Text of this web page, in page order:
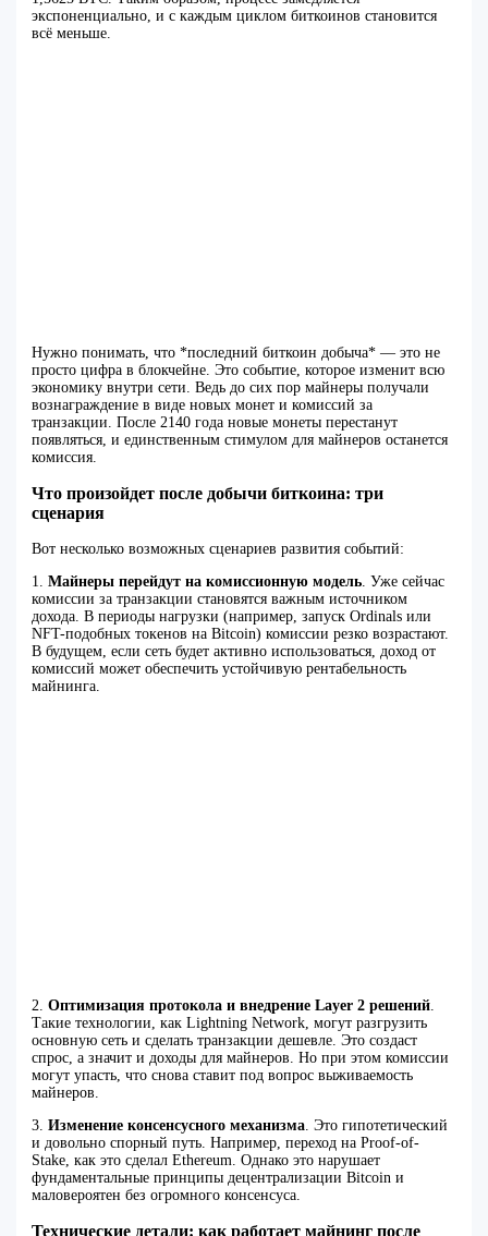
экспоненциально, и с каждым циклом биткоинов становится
всё меньше.
Нужно понимать, что *последний биткоин добыча* — это не
просто цифра в блокчейне. Это событие, которое изменит всю
экономику внутри сети. Ведь до сих пор майнеры получали
вознаграждение в виде новых монет и комиссий за
транзакции. После 2140 года новые монеты перестанут
появляться, и единственным стимулом для майнеров останется
комиссия.
Что произойдет после добычи биткоина: три
сценария
Вот несколько возможных сценариев развития событий:
1.Майнеры перейдут на комиссионную модель . Уже сейчас
комиссии за транзакции становятся важным источником
дохода. В периоды нагрузки (например, запуск Ordinals или
NFT-подобных токенов на Bitcoin) комиссии резко возрастают.
В будущем, если сеть будет активно использоваться, доход от
комиссий может обеспечить устойчивую рентабельность
майнинга.
2.Оптимизация протокола и внедрение Layer 2 решений.
Такие технологии, как Lightning Network, могут разгрузить
основную сеть и сделать транзакции дешевле. Это создаст
спрос, а значит и доходы для майнеров. Но при этом комиссии
могут упасть, что снова ставит под вопрос выживаемость
майнеров.
3.Изменение консенсусного механизма . Это гипотетический
и довольно спорный путь. Например, переход на Proof-of-
Stake, как это сделал Ethereum. Однако это нарушает
фундаментальные принципы децентрализации Bitcoin и
маловероятен без огромного консенсуса.
Технические детали: как работает майнинг после